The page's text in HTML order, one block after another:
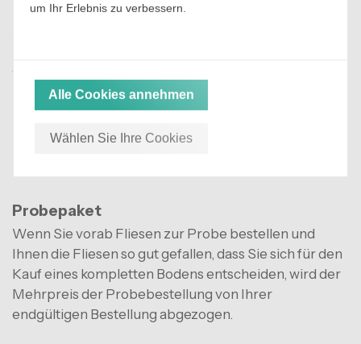
Die genannten Preise gelten pro Fliese.
geliefert, sodass bei der Zahlung keine unerwarteten
Kosten anfallen.
Für Kunden mit einer gültigen Umsatzsteuer-
Identifikationsnummer handelt es sich um steuerfreie
Probepaket
Wenn Sie vorab Fliesen zur Probe bestellen und
Ihnen die Fliesen so gut gefallen, dass Sie sich für den
Kauf eines kompletten Bodens entscheiden, wird der
Mehrpreis der Probebestellung von Ihrer
endgültigen Bestellung abgezogen.
um Ihr Erlebnis zu verbessern.
Alle Cookies annehmen
Wählen Sie Ihre Cookies